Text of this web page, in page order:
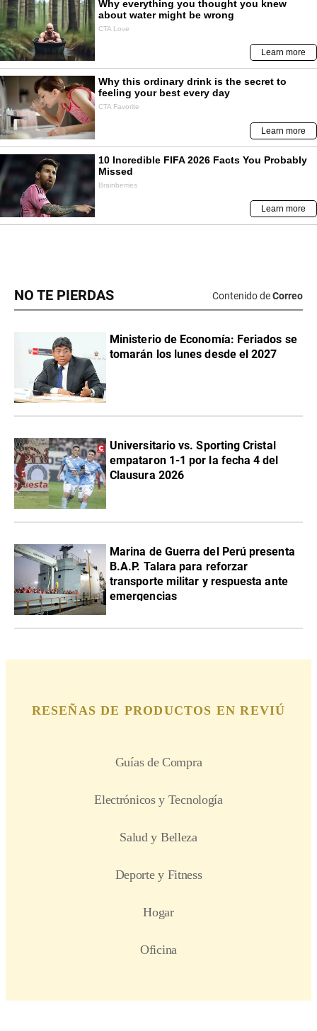
NO TE PIERDAS Contenido deCorreo
Ministerio de Economía: Feriados se
tomarán los lunes desde el 2027
Universitario vs. Sporting Cristal
empataron 1-1 por la fecha 4 del
Clausura 2026
Marina de Guerra del Perú presenta
B.A.P. Talara para reforzar
transporte militar y respuesta ante
emergencias